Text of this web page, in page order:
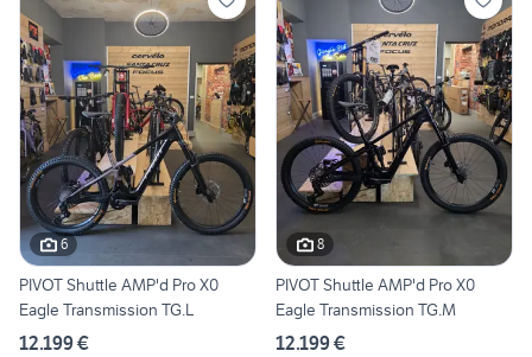
6
PIVOT Shuttle AMP'd Pro X0
Eagle Transmission TG.L
12.199 €
8
PIVOT Shuttle AMP'd Pro X0
Eagle Transmission TG.M
12.199 €